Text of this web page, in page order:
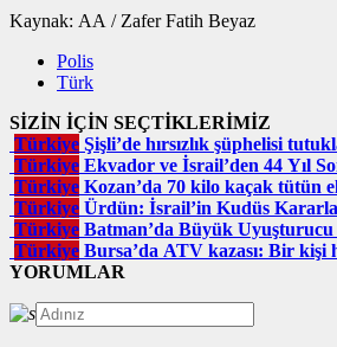
Kaynak: AA / Zafer Fatih Beyaz
Polis
Türk
SİZİN İÇİN SEÇTİKLERİMİZ
Türkiye Şişli’de hırsızlık şüphelisi
Türkiye Ekvador ve İsrail’den 44 Yıl
Türkiye Kozan’da 70 kilo kaçak tütün
Türkiye Ürdün: İsrail’in Kudüs
Türkiye Batman’da Büyük Uyuşturucu
Türkiye Bursa’da ATV kazası: Bir kişi
YORUMLAR